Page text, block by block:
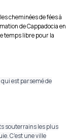
cheminées de fées à
de Cappadocia en
temps libre pour la
est parsemé de
souterrains les plus
C'est une ville